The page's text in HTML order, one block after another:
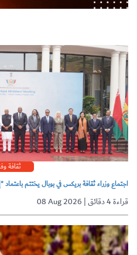
ثقافة
اجتماع وزراء ثقافة بريكس في بوبال يختتم باعتماد
08 Aug 2026 | قراءة 4 دقائق